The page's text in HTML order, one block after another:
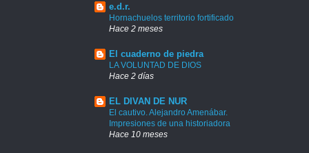
e.d.r.
Hornachuelos territorio fortificado
Hace 2 meses
El cuaderno de piedra
LA VOLUNTAD DE DIOS
Hace 2 días
EL DIVAN DE NUR
El cautivo. Alejandro Amenábar.
Impresiones de una historiadora
Hace 10 meses